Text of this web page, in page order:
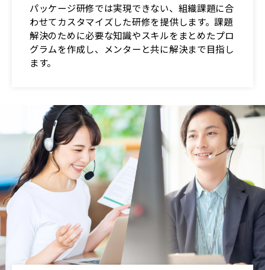
パッケージ研修では実現できない、組織課題に合
わせてカスタマイズした研修を提供します。課題
解決のために必要な知識やスキルをまとめたプロ
グラムを作成し、メンターと共に解決まで目指し
ます。